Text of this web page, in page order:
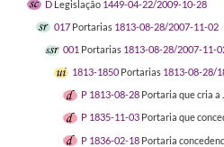
D Legislação 1449-04-22/2009-10-28
017 Portarias 1813-08-28/2007-11-02
001 Portarias 1813-08-28/2007-11-
1813-1850 Portarias 1813-08-28/
P 1813-08-28 Portaria que cria a
P 1835-11-03 Portaria que
P 1836-02-18 Portaria